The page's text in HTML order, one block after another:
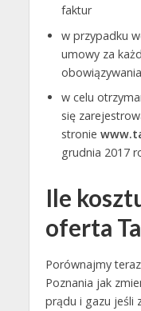
faktur
w przypadku
umowy za
w celu
się
stronie
grudnia 2017
Ile
oferta
Porównajmy
Poznania jak
prądu i gazu jeśli